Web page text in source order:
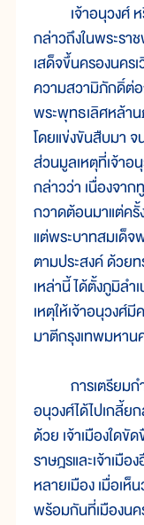
เจ้าอนุวงศ์ หรื
กล่าวถึงในพระรา
เสด็จขึ้นครองนคร
ความสวามิภักดิ์ต่
พระพุทธเลิศหล้าน
โดยแข่งขันสืบมา
ส่วนมูลเหตุที่เจ้าอ
กล่าวว่า เนื่องจา
กวาดต้อนมาแต่ครั้
แต่พระบาทสมเด็จ
ตามประสงค์ ด้วย
เหล่านี้ ได้ตั้งภูมิลำ
เหตุให้เจ้าอนุวงศ์
มาตีกรุงเทพมหาน
การเตรียมกำลั
อนุวงศ์ได้ไปเกลี้ย
ด้วย เจ้าเมืองใดขั
ราษฎรและเจ้าเมื
หลายเมือง เมื่อเ
พร้อมกันที่เมืองนค